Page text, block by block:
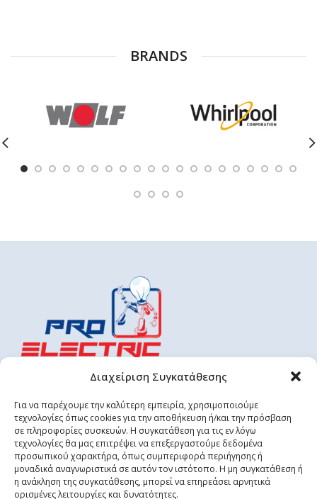
Διαχείριση Συγκατάθεσης
Για να παρέχουμε την καλύτερη εμπειρία, χρησιμοποιούμε
τεχνολογίες όπως cookies για την αποθήκευση ή/και την πρόσβαση
σε πληροφορίες συσκευών. Η συγκατάθεση για τις εν λόγω
τεχνολογίες θα μας επιτρέψει να επεξεργαστούμε δεδομένα
προσωπικού χαρακτήρα, όπως συμπεριφορά περιήγησης ή
μοναδικά αναγνωριστικά σε αυτόν τον ιστότοπο. Η μη συγκατάθεση ή
η ανάκληση της συγκατάθεσης, μπορεί να επηρεάσει αρνητικά
ορισμένες λειτουργίες και δυνατότητες.
BRANDS
23155 29318
6944 688 529
proelectricsystem@gmail.com
info@proelectric.gr
ΠΡΟΪΟΝΤΑ